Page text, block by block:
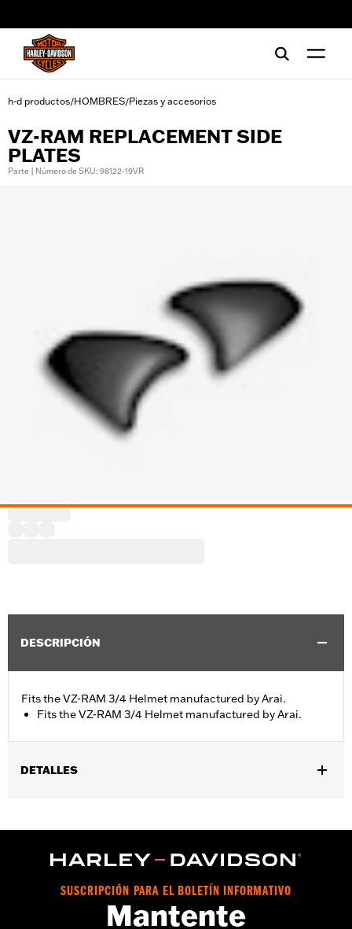
h-d productos/HOMBRES/Piezas y accesorios
VZ-RAM REPLACEMENT SIDE
PLATES
Parte | Número de SKU: 98122-19VR
DESCRIPCIÓN
Fits the VZ-RAM 3/4 Helmet manufactured by Arai.
Fits the VZ-RAM 3/4 Helmet manufactured by Arai.
DETALLES
vinRequerido:false
GARANTÍA:1 year limited warranty – Go towww.h-
d.com/warrantyfor full details
SUSCRIPCIÓN PARA EL BOLETÍN INFORMATIVO
Mantente